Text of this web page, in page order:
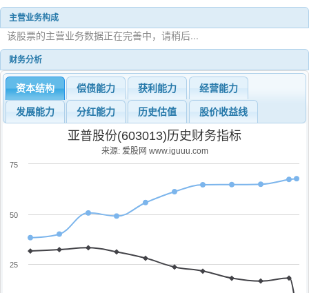
主营业务构成
该股票的主营业务数据正在完善中，请稍后...
财务分析
资本结构 偿债能力 获利能力 经营能力
发展能力 分红能力 历史估值 股价收益线
亚普股份(603013)历史财务指标
来源: 爱股网 www.iguuu.com
25
50
75